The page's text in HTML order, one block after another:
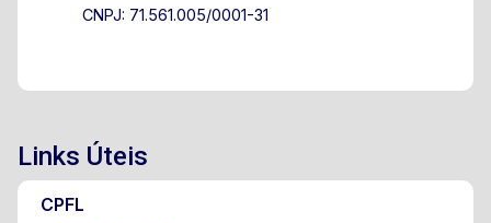
CNPJ: 71.561.005/0001-31
Links Úteis
CPFL